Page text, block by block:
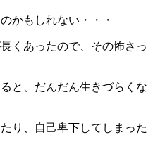
かもしれない・・・
くあったので、その怖さっ
と、だんだん生きづらくな
り、自己卑下してしまった